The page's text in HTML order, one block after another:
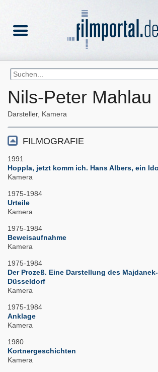
Nils-Peter Mahlau
Darsteller, Kamera
FILMOGRAFIE
1991
Hoppla, jetzt komm ich. Hans Albers, ein
Kamera
1975-1984
Urteile
Kamera
1975-1984
Beweisaufnahme
Kamera
1975-1984
Der Prozeß. Eine Darstellung des
Düsseldorf
Kamera
1975-1984
Anklage
Kamera
1980
Kortnergeschichten
Kamera